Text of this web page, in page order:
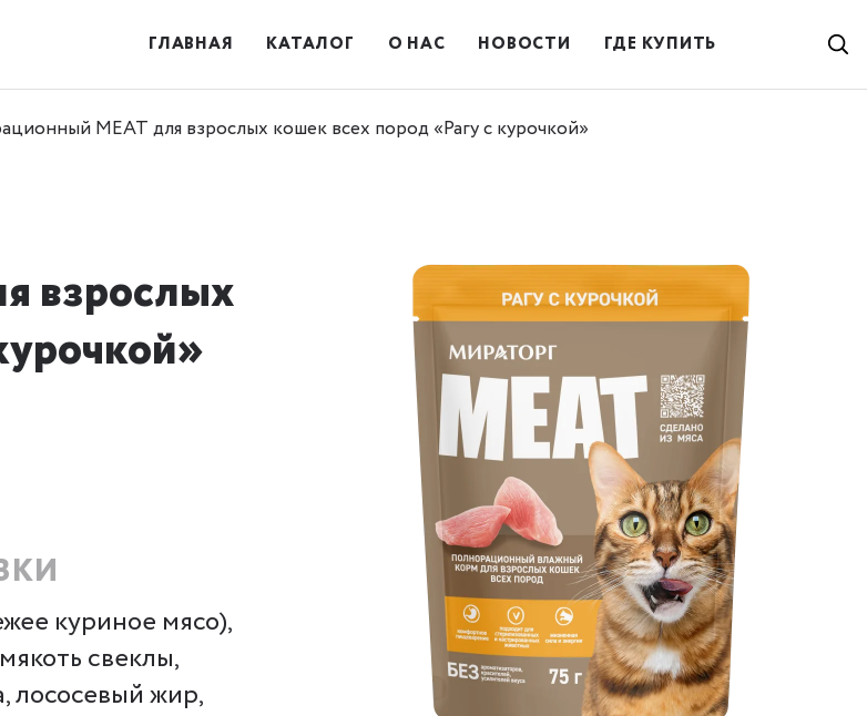
ГЛАВНАЯ КАТАЛОГ О НАС НОВОСТИ ГДЕ КУПИТЬ
MEAT для взрослых кошек всех пород «Рагу с курочкой»
взрослых
куриное мясо),
свеклы,
лососевый жир,